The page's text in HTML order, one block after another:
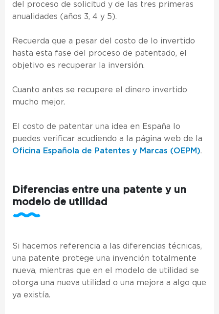
del proceso de solicitud y de las tres primeras
anualidades (años 3, 4 y 5).
Recuerda que a pesar del costo de lo invertido
hasta esta fase del proceso de patentado, el
objetivo es recuperar la inversión.
Cuanto antes se recupere el dinero invertido
mucho mejor.
El costo de patentar una idea en España lo
puedes verificar acudiendo a la página web de la
Oficina Española de Patentes y Marcas (OEPM).
Diferencias entre una patente y un
modelo de utilidad
Si hacemos referencia a las diferencias técnicas,
una patente protege una invención totalmente
nueva, mientras que en el modelo de utilidad se
otorga una nueva utilidad o una mejora a algo que
ya existía.